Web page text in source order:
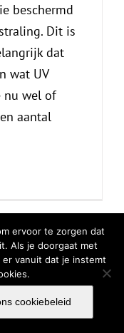
beschermd
Dit is
dat
wat UV
nu wel of
aantal
Verklaring|Cookiebeleid
ervoor te zorgen dat
Als je doorgaat met
vanuit dat je instemt
cookiebeleid